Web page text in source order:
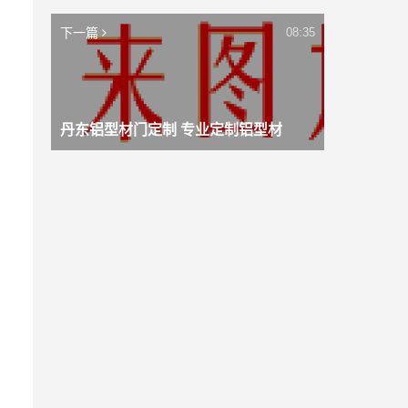
下一篇
丹东铝型材门定制 专业定制铝型材
08:35